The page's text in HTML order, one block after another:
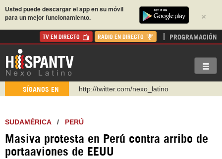
×
Usted puede descargar el app en su móvil
para un mejor funcionamiento.
TV EN DIRECTO RADIO EN DIRECTO PROGRAMACIÓN
SÍGANOS EN
http://twitter.com/nexo_latino
https://urmedium.com/c/hispantv
WhatsApp y Viber: +98 921 79 29 404
Instagram como: hispan_tv
SUDAMÉRICA/ PERÚ
Masiva protesta en Perú contra arribo de
portaaviones de EEUU